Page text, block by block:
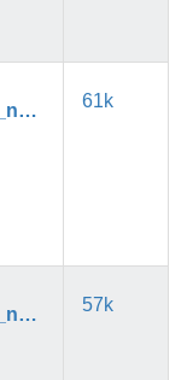
lista_munca_la_negru_04_2024.pdf 61k
lista_munca_la_negru_05_2024.pdf 57k